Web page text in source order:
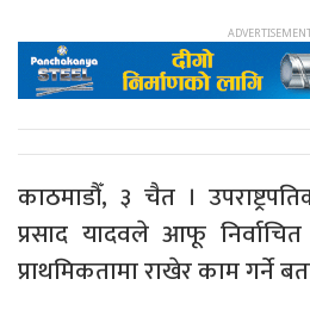
काठमाडौँ, ३ चैत ।
प्रसाद यादवले आफू निर्वाचित
प्राथमिकतामा राखेर काम गर्ने